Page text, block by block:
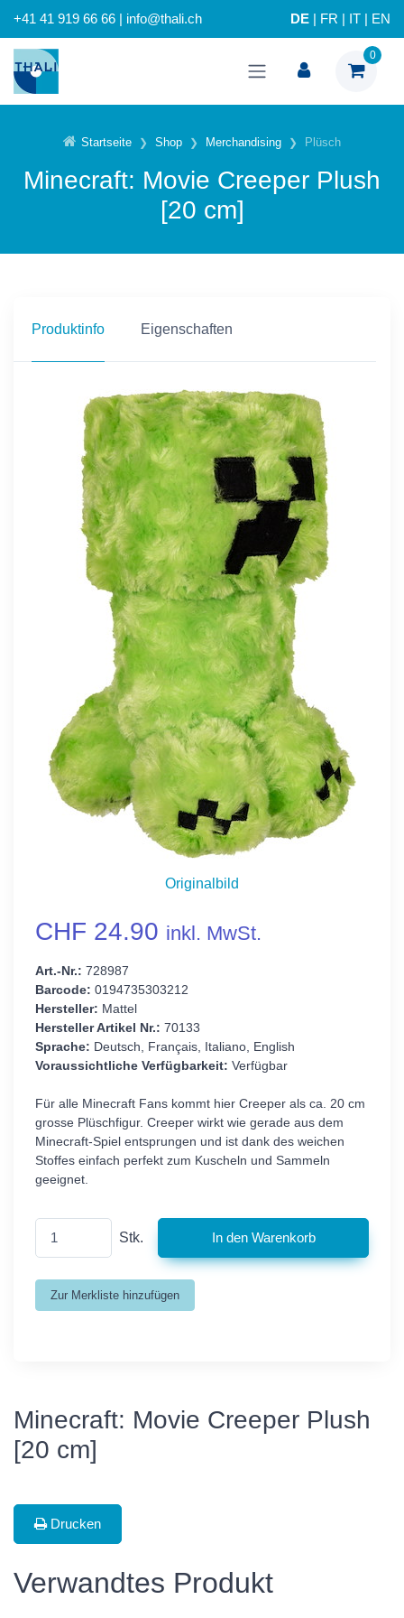
+41 41 919 66 66 | info@thali.ch DE FR IT EN
0
Startseite Shop Merchandising Plüsch
Minecraft: Movie Creeper Plush
[20 cm]
Produktinfo Eigenschaften
Originalbild
CHF 24.90 inkl. MwSt.
Art.-Nr.: 728987
Barcode: 0194735303212
Hersteller: Mattel
Hersteller Artikel Nr.: 70133
Sprache: Deutsch, Français, Italiano, English
Voraussichtliche Verfügbarkeit: Verfügbar
Für alle Minecraft Fans kommt hier Creeper als ca. 20 cm
grosse Plüschfigur. Creeper wirkt wie gerade aus dem
Minecraft-Spiel entsprungen und ist dank des weichen
Stoffes einfach perfekt zum Kuscheln und Sammeln
geeignet.
Stk.
Minecraft: Movie Creeper Plush
[20 cm]
Drucken
Verwandtes Produkt